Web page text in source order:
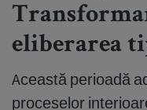
eliberarea
Această perioadă
proceselor